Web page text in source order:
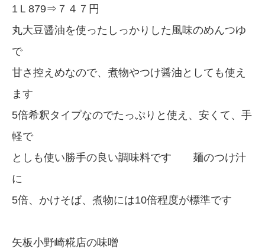
1Ｌ879⇒７４７円
丸大豆醤油を使ったしっかりした風味のめんつゆ
で
甘さ控えめなので、煮物やつけ醤油としても使え
ます
5倍希釈タイプなのでたっぷりと使え、安くて、手
軽で
としも使い勝手の良い調味料です 麺のつけ汁
に
5倍、かけそば、煮物には10倍程度が標準です
矢板小野崎糀店の味噌